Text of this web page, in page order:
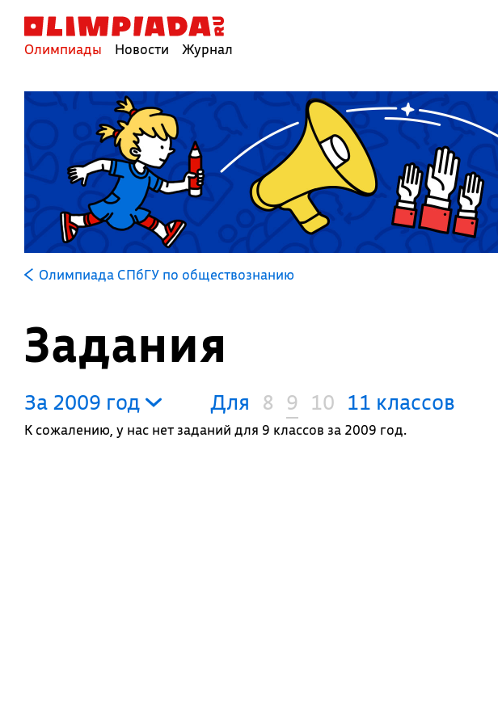
Олимпиады Новости Журнал
Олимпиада СПбГУ по обществознанию
Задания
За 2009 год Для 8 9 10 11 классов
К сожалению, у нас нет заданий для 9 классов за 2009 год.